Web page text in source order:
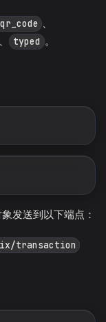
、 typed 。
发送到以下端点：
transaction